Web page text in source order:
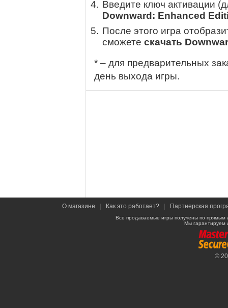
Введите ключ активации
Downward: Enhanced
После этого игра
сможете скачать
* – для предварительных
день выхода игры.
О магазине Как это работает? Партнерская
Все продаваемые игры получены по
Мы гарантируем
©